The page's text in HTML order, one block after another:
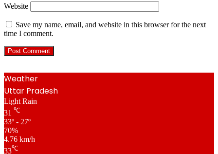
Website
Save my name, email, and website in this browser for the next
time I comment.
Weather
Uttar Pradesh
Light Rain
31 ℃
33º - 27º
70%
4.76 km/h
33℃